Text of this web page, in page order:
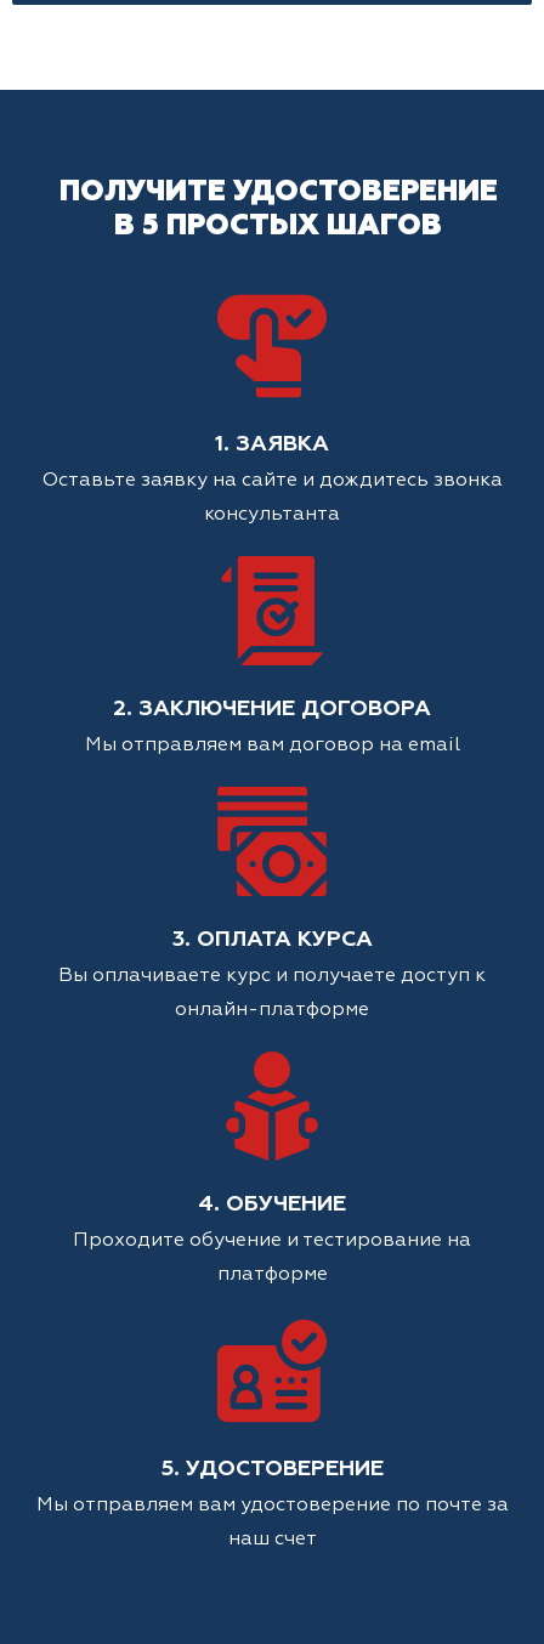
ПОЛУЧИТЕ УДОСТОВЕРЕНИЕ
В 5 ПРОСТЫХ ШАГОВ
1. ЗАЯВКА
Оставьте заявку на сайте и дождитесь звонка
консультанта
2. ЗАКЛЮЧЕНИЕ ДОГОВОРА
Мы отправляем вам договор на email
3. ОПЛАТА КУРСА
Вы оплачиваете курс и получаете доступ к
онлайн-платформе
4. ОБУЧЕНИЕ
Проходите обучение и тестирование на
платформе
5. УДОСТОВЕРЕНИЕ
Мы отправляем вам удостоверение по почте за
наш счет